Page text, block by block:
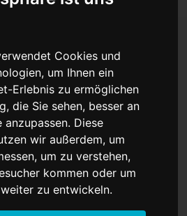
Cookies und
um Ihnen ein
Erlebnis zu ermöglichen
die Sie sehen, besser an
anzupassen. Diese
wir außerdem, um
um zu verstehen,
kommen oder um
zu entwickeln.
mit